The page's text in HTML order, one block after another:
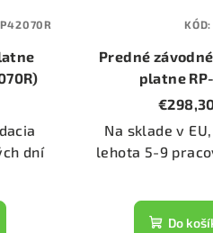
dní
Predné
platne
Na sklade v
lehota 5-9
Do
KÓD: